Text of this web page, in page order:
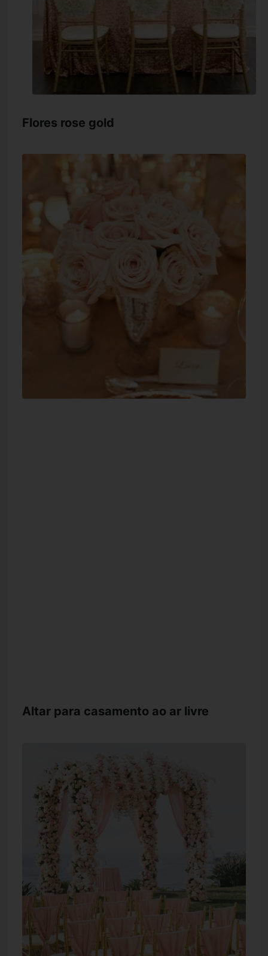
Flores rose gold
Altar para casamento ao ar livre